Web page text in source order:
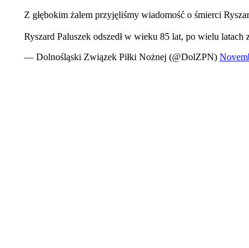
Z głębokim żalem przyjęliśmy wiadomość o śmierci
Ryszard Paluszek odszedł w wieku 85 lat, po wielu
— Dolnośląski Związek Piłki Nożnej (@DolZPN)